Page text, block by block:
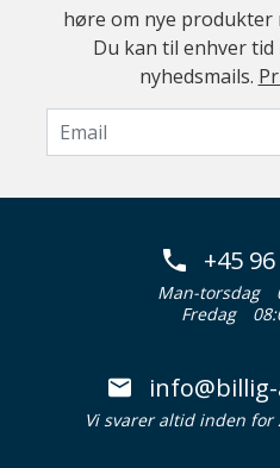
høre om nye
Du kan til enhver
nyhedsmails.
+45
Man-torsdag
Fredag
Vi svarer altid inden